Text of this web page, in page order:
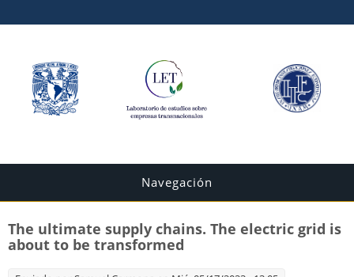
Navegación
The ultimate supply chains. The electric grid is
about to be transformed